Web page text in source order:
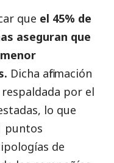
que el 45% de
aseguran que
Dicha afirmación
respaldada por el
lo que
puntos
de